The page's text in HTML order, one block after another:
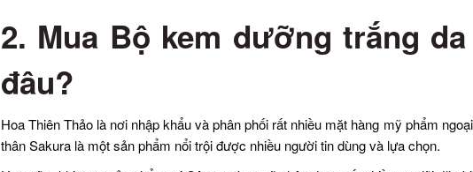
2. Mua Bộ kem dưỡng trắng
đâu?
Hoa Thiên Thảo là nơi nhập khẩu và phân phối rất nhiều mặt hàng mỹ phẩm
thân Sakura là một sản phẩm nổi trội được nhiều người tin dùng và lựa chọn.